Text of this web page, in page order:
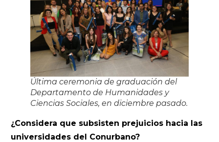
Última ceremonia de graduación del
Departamento de Humanidades y
Ciencias Sociales, en diciembre pasado.
¿Considera que subsisten prejuicios hacia las
universidades del Conurbano?